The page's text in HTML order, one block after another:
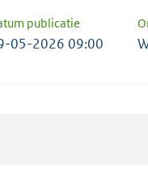
publicatie
05-2026 09:00